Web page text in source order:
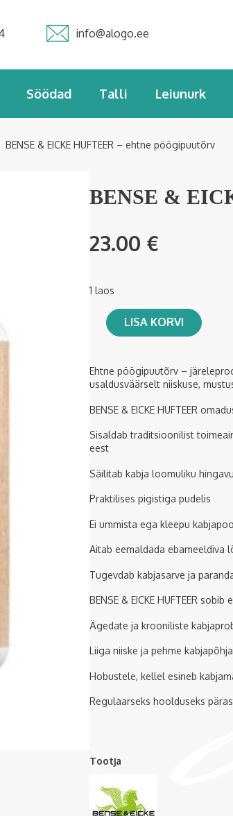
info@alogo.ee
Söödad Talli Leiunurk
BENSE & EICKE HUFTEER – ehtne pöögipuutõrv
BENSE &
23.00 €
1 laos
LISA KORVI
Ehtne pöögipuutõrv –
usaldusväärselt niiskuse,
BENSE & EICKE HUFTEER
Sisaldab traditsioonilist
eest
Säilitab kabja loomuliku
Praktilises pigistiga pudelis
Ei ummista ega kleepu
Aitab eemaldada ebameeldiva
Tugevdab kabjasarve ja
BENSE & EICKE HUFTEER sobib
Ägedate ja krooniliste
Liiga niiske ja pehme
Hobustele, kellel esineb
Regulaarseks hoolduseks
Tootja